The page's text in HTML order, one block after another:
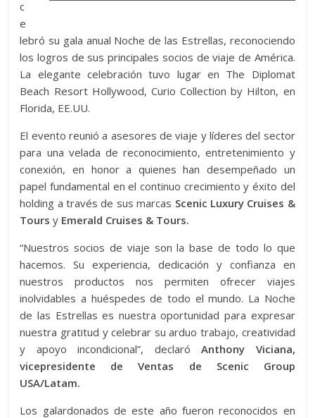
c
e
lebró su gala anual Noche de las Estrellas, reconociendo
los logros de sus principales socios de viaje de América.
La elegante celebración tuvo lugar en The Diplomat
Beach Resort Hollywood, Curio Collection by Hilton, en
Florida, EE.UU.
El evento reunió a asesores de viaje y líderes del sector
para una velada de reconocimiento, entretenimiento y
conexión, en honor a quienes han desempeñado un
papel fundamental en el continuo crecimiento y éxito del
holding a través de sus marcas Scenic Luxury Cruises &
Tours y Emerald Cruises & Tours.
“Nuestros socios de viaje son la base de todo lo que
hacemos. Su experiencia, dedicación y confianza en
nuestros productos nos permiten ofrecer viajes
inolvidables a huéspedes de todo el mundo. La Noche
de las Estrellas es nuestra oportunidad para expresar
nuestra gratitud y celebrar su arduo trabajo, creatividad
y apoyo incondicional”, declaróAnthony Viciana,
vicepresidente de Ventas de Scenic Group
USA/Latam.
Los galardonados de este año fueron reconocidos en